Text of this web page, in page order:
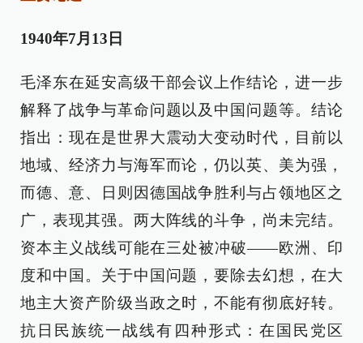
1940年7月13日
毛泽东在延安高级干部会议上作结论，进一步
解释了战争与革命问题以及中国问题等。结论
指出：现在是世界大震动大变动时代，目前以
地域、经济力与海军而论，仍以英、美为强，
而德、意、日则因德国战争胜利与占领地区之
广，表现其强。两大阵线的斗争，尚未完结。
资本主义战线可能在三处被冲破——欧洲、印
度和中国。关于中国问题，要除去幻想，在大
地主大资产阶级当政之时，不能有彻底好转。
抗日民族统一战线有四种形式：在国民党区